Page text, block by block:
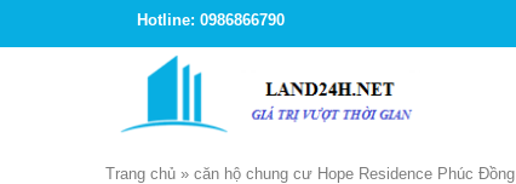
Hotline: 0986866790
Trang chủ » căn hộ chung cư Hope Residence Phúc Đồng